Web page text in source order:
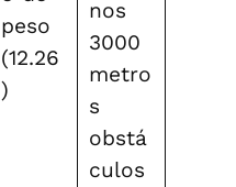
peso
(12.26
)
nos
3000
metro
s
obstá
culos